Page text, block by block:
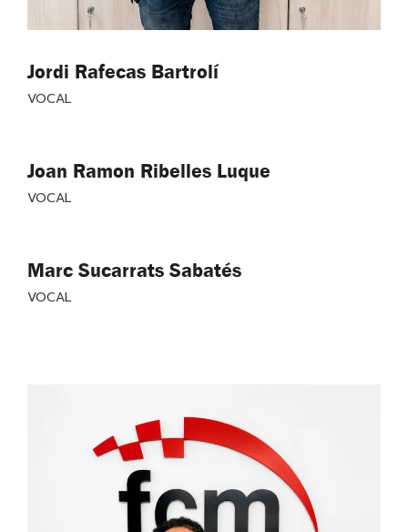
Jordi Rafecas Bartrolí
VOCAL
Joan Ramon Ribelles Luque
VOCAL
Marc Sucarrats Sabatés
VOCAL